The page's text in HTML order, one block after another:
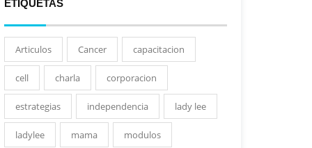
ETIQUETAS
Articulos Cancer capacitacion
cell charla corporacion
estrategias independencia lady lee
ladylee mama modulos